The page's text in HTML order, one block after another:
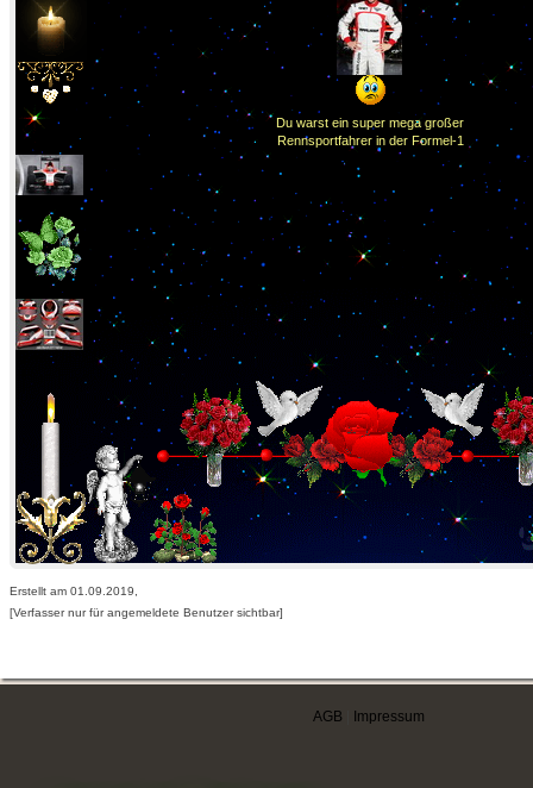
Du warst ein super mega großer
Rennsportfahrer in der Formel-1
Erstellt am 01.09.2019,
[Verfasser nur für angemeldete Benutzer sichtbar]
AGB Impressum